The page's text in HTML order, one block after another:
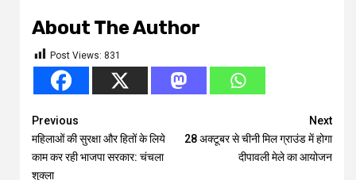
About The Author
Post Views: 831
Continue
Reading
Previous
महिलाओं की सुरक्षा और हितों के लिये
काम कर रही भाजपा सरकार: चंचला
शुक्ला
Next
28 अक्टूबर से चीनी मिल ग्राउंड में होगा
दीपावली मेले का आयोजन